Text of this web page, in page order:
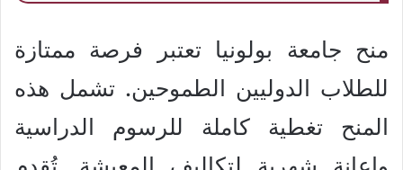
منح جامعة بولونيا تعتبر فرصة ممتازة
للطلاب الدوليين الطموحين. تشمل هذه
المنح تغطية كاملة للرسوم الدراسية